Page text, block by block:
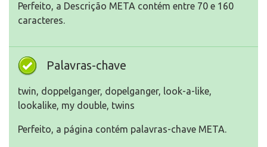
Perfeito, a Descrição META contém entre 70 e 160
caracteres.
Palavras-chave
twin, doppelganger, dopelganger, look-a-like,
lookalike, my double, twins
Perfeito, a página contém palavras-chave META.